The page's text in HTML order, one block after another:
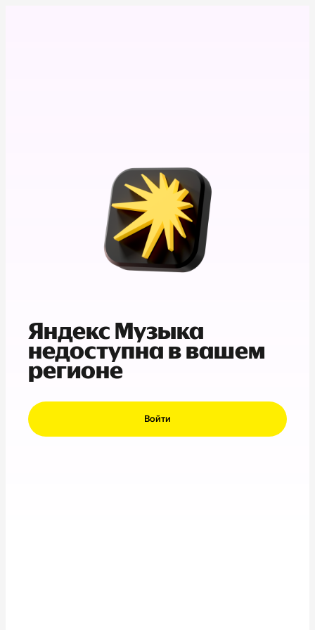
Яндекс Музыка
недоступна в вашем
регионе
Войти